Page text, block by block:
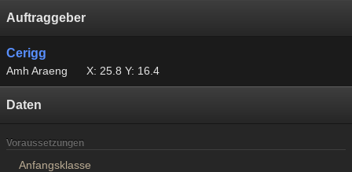
Auftraggeber
Cerigg
Amh Araeng X: 25.8 Y: 16.4
Daten
Voraussetzungen
Anfangsklasse